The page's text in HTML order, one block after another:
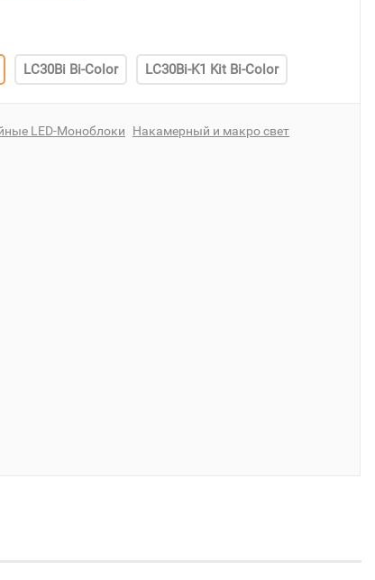
LC30Bi Bi-Color LC30Bi-K1 Kit Bi-Color
LED-Моноблоки Накамерный и макро свет